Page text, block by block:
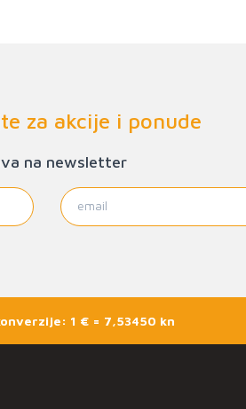
za akcije i ponude
na newsletter
1 € = 7,53450 kn